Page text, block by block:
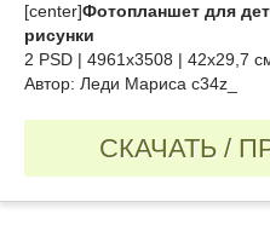
[center]Фотопланшет для
рисунки
2 PSD | 4961х3508 | 42х29,7
Автор: Леди Мариса c34z_
СКАЧАТЬ /